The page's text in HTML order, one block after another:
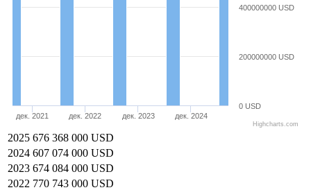
дек. 2021 дек. 2022 дек. 2023 дек. 2024
0 USD
200000000 USD
400000000 USD
Highcharts.com
2025 676 368 000 USD
2024 607 074 000 USD
2023 674 084 000 USD
2022 770 743 000 USD